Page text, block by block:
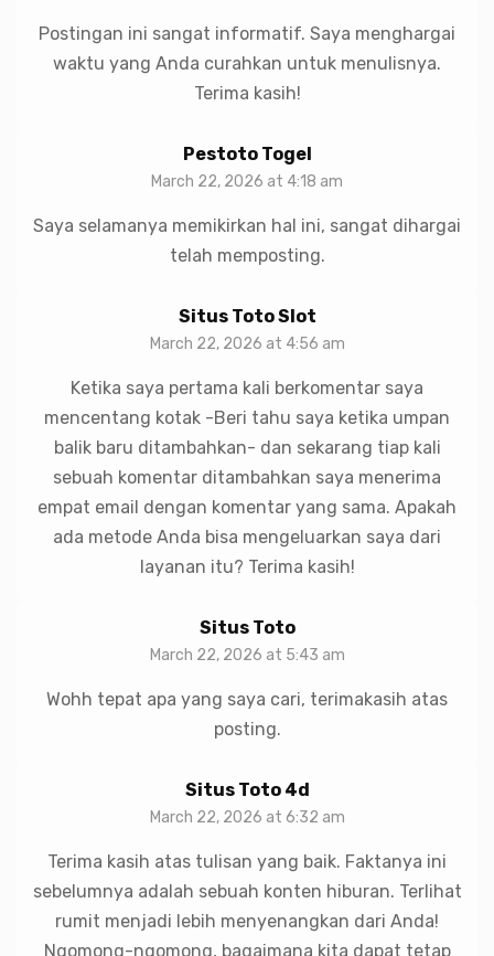
Postingan ini sangat informatif. Saya menghargai
waktu yang Anda curahkan untuk menulisnya.
Terima kasih!
Pestoto Togel
March 22, 2026 at 4:18 am
Saya selamanya memikirkan hal ini, sangat dihargai
telah memposting.
Situs Toto Slot
March 22, 2026 at 4:56 am
Ketika saya pertama kali berkomentar saya
mencentang kotak -Beri tahu saya ketika umpan
balik baru ditambahkan- dan sekarang tiap kali
sebuah komentar ditambahkan saya menerima
empat email dengan komentar yang sama. Apakah
ada metode Anda bisa mengeluarkan saya dari
layanan itu? Terima kasih!
Situs Toto
March 22, 2026 at 5:43 am
Wohh tepat apa yang saya cari, terimakasih atas
posting.
Situs Toto 4d
March 22, 2026 at 6:32 am
Terima kasih atas tulisan yang baik. Faktanya ini
sebelumnya adalah sebuah konten hiburan. Terlihat
rumit menjadi lebih menyenangkan dari Anda!
Ngomong-ngomong, bagaimana kita dapat tetap